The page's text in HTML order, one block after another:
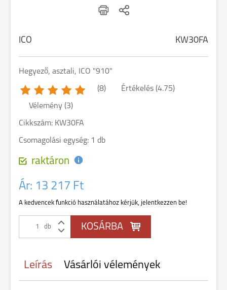
ICO KW30FA
Hegyező, asztali, ICO "910"
(8) Értékelés (4.75)
Vélemény (3)
Cikkszám: KW30FA
Csomagolási egység: 1 db
raktáron
Ár: 13 217 Ft
A kedvencek funkció használatához kérjük, jelentkezzen be!
db
Leírás Vásárlói vélemények